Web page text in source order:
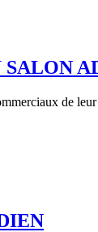
de